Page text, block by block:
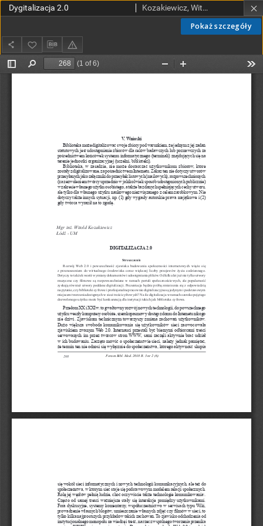
Pokaż szczegóły
Dygitalizacja 2.0 Kozakiewicz, Witold